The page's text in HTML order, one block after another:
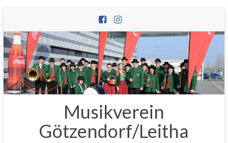
wechseln
Musikverein
Götzendorf/Leitha